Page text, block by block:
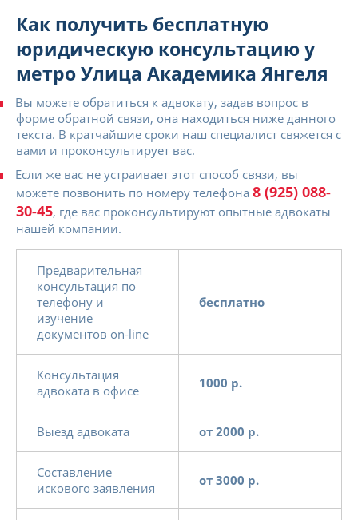
Как получить бесплатную
юридическую консультацию у
метро Улица Академика Янгеля
Вы можете обратиться к адвокату, задав вопрос в
форме обратной связи, она находиться ниже данного
текста. В кратчайшие сроки наш специалист свяжется с
вами и проконсультирует вас.
Если же вас не устраивает этот способ связи, вы
можете позвонить по номеру телефона 8 (925) 088-
30-45, где вас проконсультируют опытные адвокаты
нашей компании.
Предварительная
консультация по
телефону и
изучение
документов on-line
бесплатно
Консультация
адвоката в офисе
1000 р.
Выезд адвоката от 2000 р.
Составление
искового заявления
от 3000 р.